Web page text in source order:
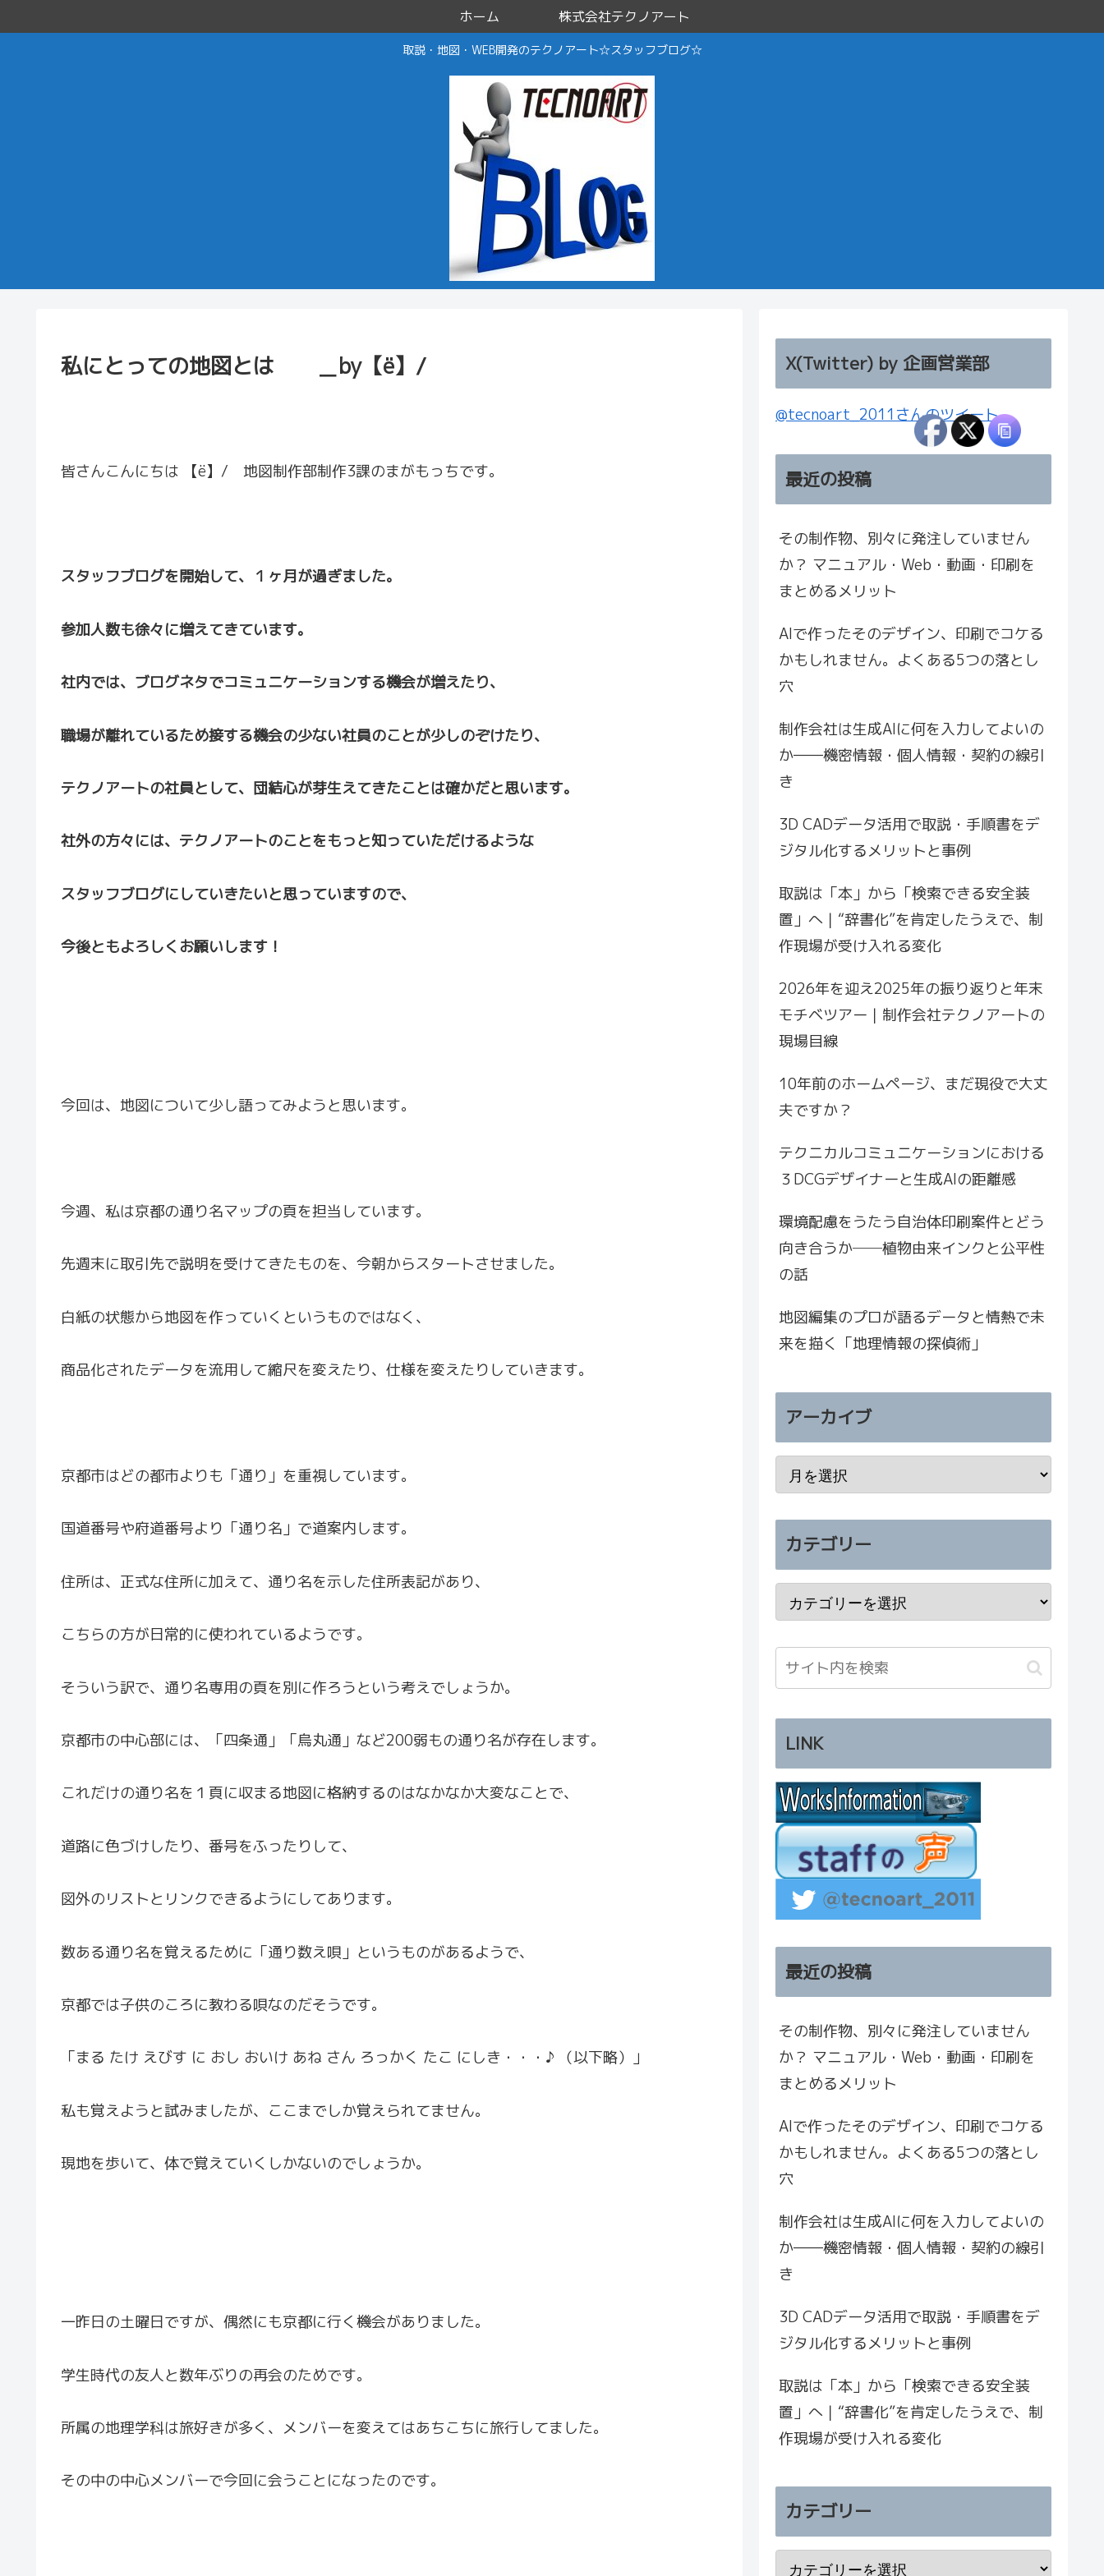
取説・地図・WEB開発のテクノアート☆スタッフブログ☆
ホーム 株式会社テクノアート
私にとっての地図とは ＿by【ё】/
皆さんこんにちは 【ё】/ 地図制作部制作3課のまがもっちです。
スタッフブログを開始して、１ヶ月が過ぎました。
参加人数も徐々に増えてきています。
社内では、ブログネタでコミュニケーションする機会が増えたり、
職場が離れているため接する機会の少ない社員のことが少しのぞけたり、
テクノアートの社員として、団結心が芽生えてきたことは確かだと思います。
社外の方々には、テクノアートのことをもっと知っていただけるような
スタッフブログにしていきたいと思っていますので、
今後ともよろしくお願いします！
今回は、地図について少し語ってみようと思います。
今週、私は京都の通り名マップの頁を担当しています。
先週末に取引先で説明を受けてきたものを、今朝からスタートさせました。
白紙の状態から地図を作っていくというものではなく、
商品化されたデータを流用して縮尺を変えたり、仕様を変えたりしていきます。
京都市はどの都市よりも「通り」を重視しています。
国道番号や府道番号より「通り名」で道案内します。
住所は、正式な住所に加えて、通り名を示した住所表記があり、
こちらの方が日常的に使われているようです。
そういう訳で、通り名専用の頁を別に作ろうという考えでしょうか。
京都市の中心部には、「四条通」「烏丸通」など200弱もの通り名が存在します。
これだけの通り名を１頁に収まる地図に格納するのはなかなか大変なことで、
道路に色づけしたり、番号をふったりして、
図外のリストとリンクできるようにしてあります。
数ある通り名を覚えるために「通り数え唄」というものがあるようで、
京都では子供のころに教わる唄なのだそうです。
「まる たけ えびす に おし おいけ あね さん ろっかく たこ にしき・・・♪ （以下略）」
私も覚えようと試みましたが、ここまでしか覚えられてません。
現地を歩いて、体で覚えていくしかないのでしょうか。
一昨日の土曜日ですが、偶然にも京都に行く機会がありました。
学生時代の友人と数年ぶりの再会のためです。
所属の地理学科は旅好きが多く、メンバーを変えてはあちこちに旅行してました。
その中の中心メンバーで今回に会うことになったのです。
X(Twitter) by 企画営業部
@tecnoart_2011さんのツイート
最近の投稿
その制作物、別々に発注していません
か？ マニュアル・Web・動画・印刷を
まとめるメリット
AIで作ったそのデザイン、印刷でコケる
かもしれません。よくある5つの落とし
穴
制作会社は生成AIに何を入力してよいの
か――機密情報・個人情報・契約の線引
き
3D CADデータ活用で取説・手順書をデ
ジタル化するメリットと事例
取説は「本」から「検索できる安全装
置」へ｜“辞書化”を肯定したうえで、制
作現場が受け入れる変化
2026年を迎え2025年の振り返りと年末
モチベツアー｜制作会社テクノアートの
現場目線
10年前のホームページ、まだ現役で大丈
夫ですか？
テクニカルコミュニケーションにおける
３DCGデザイナーと生成AIの距離感
環境配慮をうたう自治体印刷案件とどう
向き合うか──植物由来インクと公平性
の話
地図編集のプロが語るデータと情熱で未
来を描く「地理情報の探偵術」
アーカイブ
カテゴリー
LINK
最近の投稿
その制作物、別々に発注していません
か？ マニュアル・Web・動画・印刷を
まとめるメリット
AIで作ったそのデザイン、印刷でコケる
かもしれません。よくある5つの落とし
穴
制作会社は生成AIに何を入力してよいの
か――機密情報・個人情報・契約の線引
き
3D CADデータ活用で取説・手順書をデ
ジタル化するメリットと事例
取説は「本」から「検索できる安全装
置」へ｜“辞書化”を肯定したうえで、制
作現場が受け入れる変化
カテゴリー